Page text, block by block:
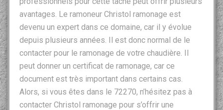
avantages. Le ramoneur Christol ramonage est
devenu un expert dans ce domaine, car il y évolue
depuis plusieurs années. Il est donc normal de le
contacter pour le ramonage de votre chaudière. Il
peut donner un certificat de ramonage, car ce
document est très important dans certains cas.
Alors, si vous êtes dans le 72270, n’hésitez pas à
contacter Christol ramonage pour s’offrir une